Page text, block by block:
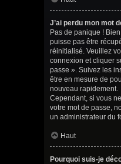
J’ai perdu mon mot
Pas de panique !
puisse pas être
réinitialisé. Veuillez
connexion et cliquer
passe ». Suivez les
être en mesure de
nouveau rapidement.
Cependant, si vous
votre mot de passe,
un administrateur du
Haut
Pourquoi suis-je